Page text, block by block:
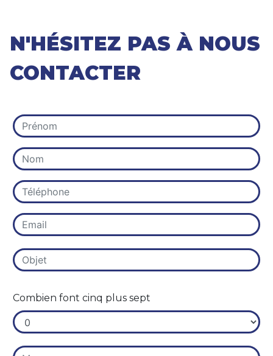
N'HÉSITEZ PAS À NOUS
CONTACTER
Combien font cinq plus sept